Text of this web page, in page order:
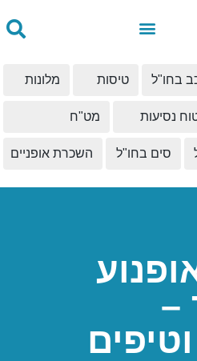
טיסות מלונות
נסיעות מט"ח
סים בחו"ל השכרת אופניים